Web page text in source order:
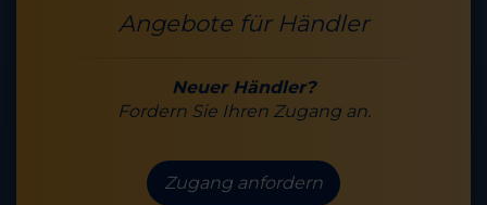
Angebote für Händler
Neuer Händler?
Fordern Sie Ihren Zugang an.
Zugang anfordern